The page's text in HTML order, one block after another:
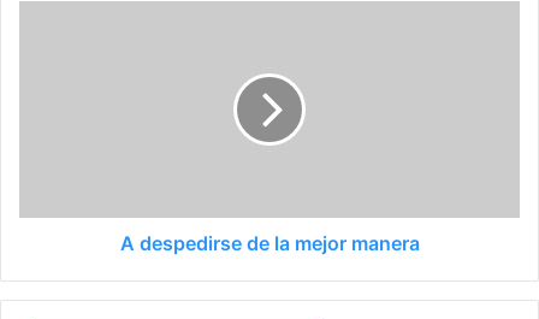
A despedirse de la mejor manera